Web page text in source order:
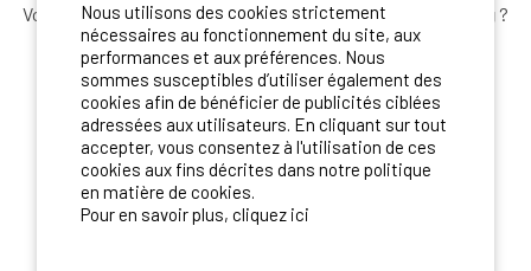
Vous souhaitez bénéficier desmeilleures offres camping ?
Abonnez-vous à la newsletterdès aujourd'hui
S'ABONNER
NOS PARTENAIRES
Nous utilisons des cookies strictement
nécessaires au fonctionnement du site, aux
performances et aux préférences. Nous
sommes susceptibles d’utiliser également des
cookies afin de bénéficier de publicités ciblées
adressées aux utilisateurs. En cliquant sur tout
accepter, vous consentez à l'utilisation de ces
cookies aux fins décrites dans notre politique
en matière de cookies.
Pour en savoir plus, cliquez ici